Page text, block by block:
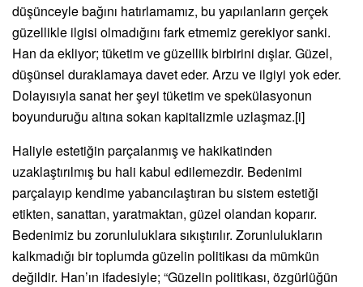
düşünceyle bağını hatırlamamız, bu yapılanların gerçek
güzellikle ilgisi olmadığını fark etmemizgerekiyor sanki.
Han da ekliyor; tüketim ve güzellik birbirini dışlar. Güzel,
düşünsel duraklamaya davet eder. Arzu ve ilgiyi yok eder.
Dolayısıyla sanat her şeyi tüketim ve spekülasyonun
boyunduruğu altına sokan kapitalizmle uzlaşmaz.[i]
Haliyle estetiğin parçalanmış ve hakikatinden
uzaklaştırılmış bu hali kabul edilemezdir. Bedenimi
parçalayıp kendime yabancılaştıran bu sistem estetiği
etikten, sanattan, yaratmaktan, güzel olandan koparır.
Bedenimiz bu zorunluluklara sıkıştırılır. Zorunlulukların
kalkmadığı bir toplumda güzelin politikası da mümkün
değildir. Han’ın ifadesiyle; “Güzelin politikası, özgürlüğün